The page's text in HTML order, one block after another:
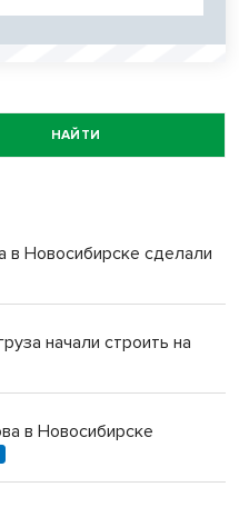
НАЙТИ
в Новосибирске сделали
начали строить на
в Новосибирске